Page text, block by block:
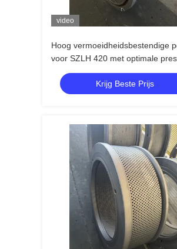
video
Hoog vermoeidheidsbestendige
voor SZLH 420 met optimale
Krijg Beste Prijs